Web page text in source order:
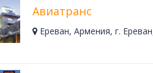
Авиатранс
Ереван, Армения, г.